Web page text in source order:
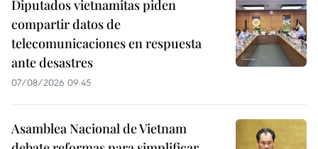
Diputados vietnamitas piden
compartir datos de
telecomunicaciones en respuesta
ante desastres
07/08/2026 09:45
Asamblea Nacional de Vietnam